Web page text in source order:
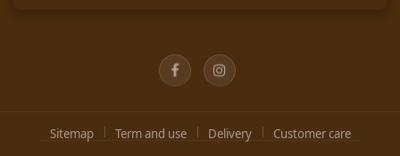
FacebookInstagram
Sitemap Term and use Delivery Customer care